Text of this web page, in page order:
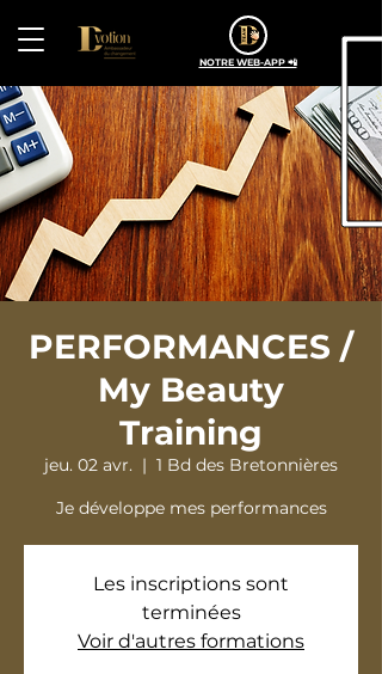
NOTRE WEB-APP 📲
PERFORMANCES /
My Beauty
Training
jeu. 02 avr.
  |
1 Bd des Bretonnières
Je développe mes performances
Les inscriptions sont
terminées
Voir d'autres formations